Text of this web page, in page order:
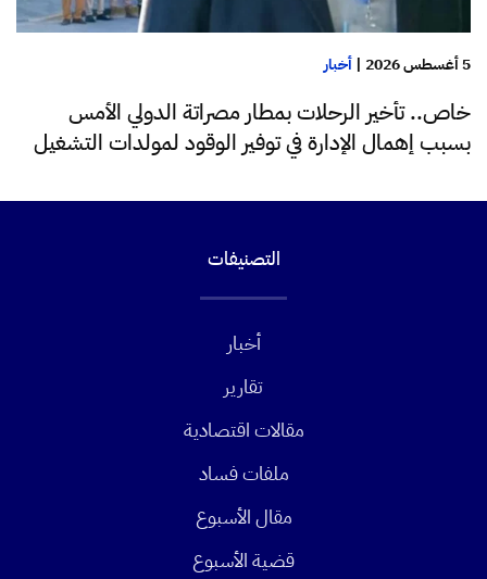
5 أغسطس 2026 | أخبار
خاص.. تأخير الرحلات بمطار مصراتة الدولي الأمس
بسبب إهمال الإدارة في توفير الوقود لمولدات التشغيل
التصنيفات
أخبار
تقارير
مقالات اقتصادية
ملفات فساد
مقال الأسبوع
قضية الأسبوع